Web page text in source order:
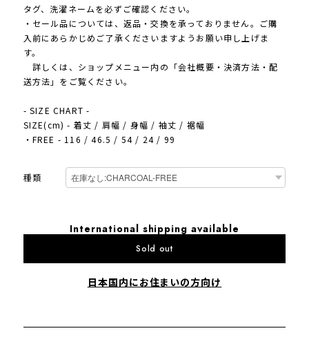
タグ、洗濯ネームを必ずご確認ください。
・セール品については、返品・交換を承っておりません。ご購
入前にあらかじめご了承くださいますようお願い申し上げま
す。
詳しくは、ショップメニュー内の「会社概要・決済方法・配
送方法」をご覧ください。
- SIZE CHART -
SIZE(cm) - 着丈 / 肩幅 / 身幅 / 袖丈 / 裾幅
・FREE - 116 / 46.5 / 54 / 24 / 99
種類
International shipping available
Sold out
日本国内にお住まいの方向け